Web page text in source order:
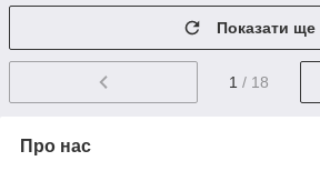
Показати ще
1 / 18
Про нас